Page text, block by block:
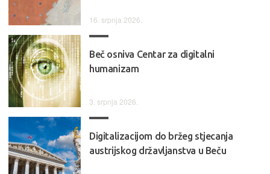
16. srpnja 2026.
Beč osniva Centar za digitalni
humanizam
3. srpnja 2026.
Digitalizacijom do bržeg stjecanja
austrijskog državljanstva u Beču